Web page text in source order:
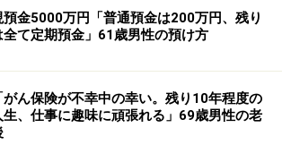
こと。現地での生活費で手一杯で、当
まとめて入金する予定だったがそれも
あずさん。「あまり日本の口座を確認
ため、気が付いたら引き落としができな
続けます。
預金5000万円「普通預金は200万円、残り
全て定期預金」61歳男性の預け方
がん保険が不幸中の幸い。残り10年程度の
生、仕事に趣味に頑張れる」69歳男性の老